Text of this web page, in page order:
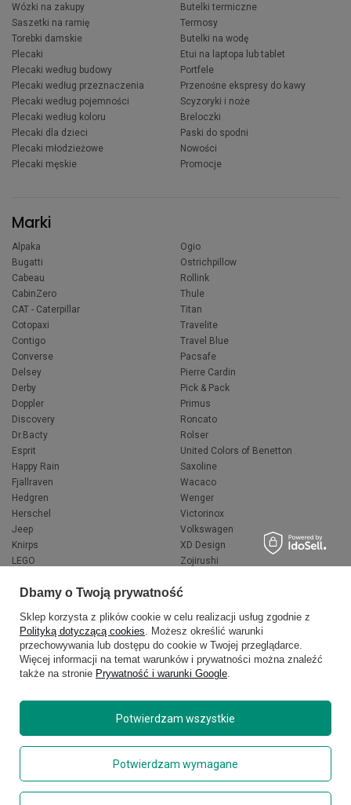
Wózki na zakupy
Saszetki na ramię
Torebki damskie
Plecaki
Plecaki według budowy
Plecaki według przeznaczenia
Plecaki według pojemności
Plecaki według koloru
Plecaki dla dzieci
Plecaki młodzieżowe
Plecaki męskie
Butelki termiczne
Termosy
Butelki na wodę
Etui na laptopa lub tablet
Portfele
Przenośne ekspresy do kawy
Scyzoryki i noże
Breloczki
Paski do spodni
Nowości
Promocje
Marki
Alpaka
Bugatti
Cabeau
CabinZero
CAT - Caterpillar
Cotopaxi
Contigo
Converse
Delsey
Derby
Doppler
Discovery
Dr.Bacty
Esprit
Happy Rain
Fjallraven
Hedgren
Herschel
Jeep
Knirps
LEGO
National Geographic
Ogio
Ostrichpillow
Rollink
Thule
Titan
Travelite
Travel Blue
Pacsafe
Pierre Cardin
Pick & Pack
Primus
Roncato
Rolser
United Colors of Benetton
Saxoline
Wacaco
Wenger
Victorinox
Volkswagen
XD Design
Zojirushi
VANS
Copyright © 2026 delcaso.pl. Wszelkie prawa zastrzeżone.
Polityka prywatności
Zarządzaj plikami cookie
Dbamy o Twoją prywatność
Sklep korzysta z plików cookie w celu realizacji usług zgodnie z
Polityką dotyczącą cookies. Możesz określić warunki
przechowywania lub dostępu do cookie w Twojej przeglądarce.
Więcej informacji na temat warunków i prywatności można znaleźć
także na stronie Prywatność i warunki Google.
Potwierdzam wymagane
Potwierdzam wszystkie